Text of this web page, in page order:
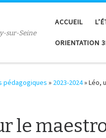
sur-Seine
ACCUEIL
ORIENTATION
pédagogiques » 2023-2024»Léo,
le